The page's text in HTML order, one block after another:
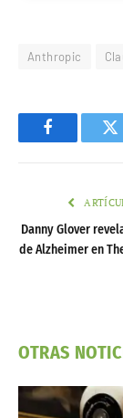
Anthropic
Facebook
Danny Glover
de Alzheimer en
OTRAS